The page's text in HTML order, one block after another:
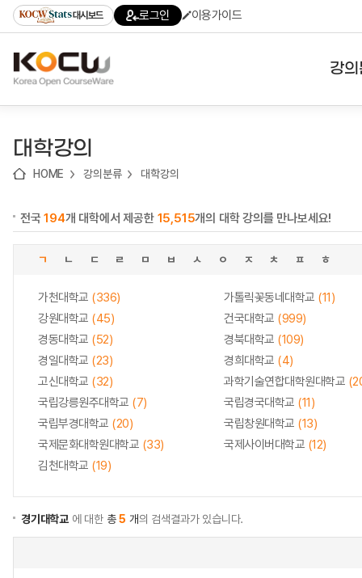
기
기
기
content)
가
대시보드 로그인 이용가이드
강
대학강의
HOME 강의분류 대학강의
전국194개 대학에서 제공한 15,515개의 대학 강의를 만나보세요!
ㄱ ㄴ ㄷ ㄹ ㅁ ㅂ ㅅ ㅇ ㅈ ㅊ ㅍ ㅎ
가천대학교 (336) 가톨릭꽃동네대학교 (11)
강원대학교 (45) 건국대학교 (999)
경동대학교 (52) 경북대학교 (109)
경일대학교 (23) 경희대학교 (4)
고신대학교 (32) 과학기술연합대학원대학교
국립강릉원주대학교 (7) 국립경국대학교 (11)
국립부경대학교 (20) 국립창원대학교 (13)
국제문화대학원대학교 (33) 국제사이버대학교 (12)
김천대학교 (19)
경기대학교 에 대한 총5 개의 검색결과가 있습니다.